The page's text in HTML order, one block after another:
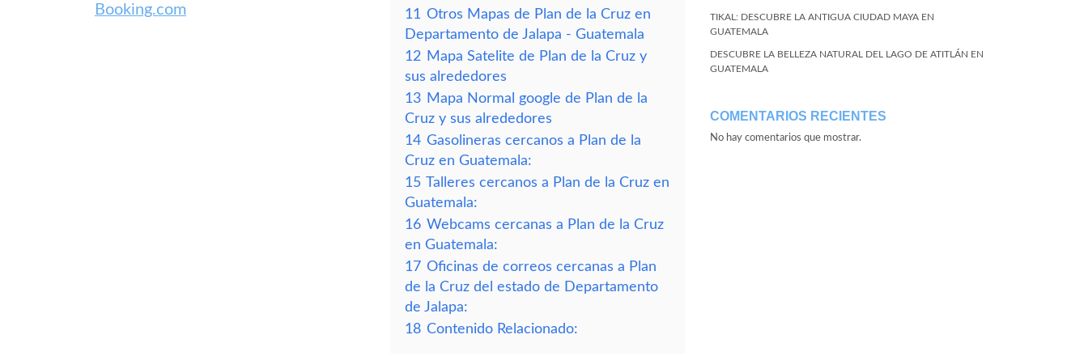
Booking.com
11 Otros Mapas de Plan de la Cruz en
Departamento de Jalapa - Guatemala
12 Mapa Satelite de Plan de la Cruz y
sus alrededores
13 Mapa Normal google de Plan de la
Cruz y sus alrededores
14 Gasolineras cercanos a Plan de la
Cruz en Guatemala:
15 Talleres cercanos a Plan de la Cruz en
Guatemala:
16 Webcams cercanas a Plan de la Cruz
en Guatemala:
17 Oficinas de correos cercanas a Plan
de la Cruz del estado de Departamento
de Jalapa:
18 Contenido Relacionado:
TIKAL: DESCUBRE LA ANTIGUA CIUDAD MAYA EN
GUATEMALA
DESCUBRE LA BELLEZA NATURAL DEL LAGO DE ATITLÁN EN
GUATEMALA
COMENTARIOS RECIENTES
No hay comentarios que mostrar.